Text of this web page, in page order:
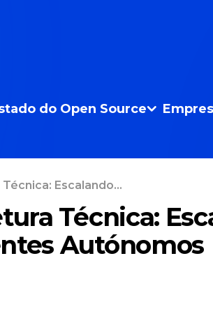
do Open Source
Escalando...
Técnica:
Autónomos